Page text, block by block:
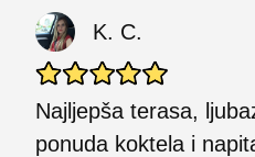
K. C.
Najljepša terasa,
ponuda koktela i